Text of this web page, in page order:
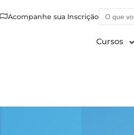
Acompanhe sua Inscrição
que
procura?
Cursos